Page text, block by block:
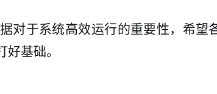
对于系统高效运行的重要性，希望
基础。